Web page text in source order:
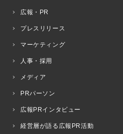
広報・PR
プレスリリース
マーケティング
人事・採用
メディア
PRパーソン
広報PRインタビュー
経営層が語る広報PR活動